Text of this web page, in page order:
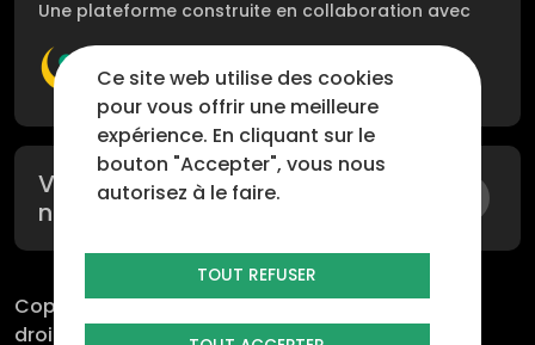
Une plateforme construite en collaboration avec
Image
Vous pouvez
nous suivre sur
Copyright © 2026 CJS.byPeopleinput_.Tous
droits réservés
Ce site web utilise des cookies
pour vous offrir une meilleure
expérience. En cliquant sur le
bouton "Accepter", vous nous
autorisez à le faire.
TOUT REFUSER